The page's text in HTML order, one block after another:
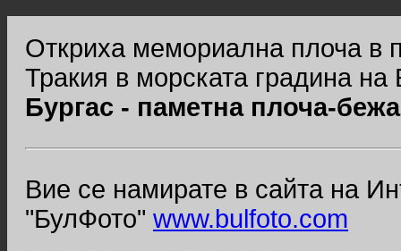
Откриха мемориална плоча в
Тракия в морската градина на
Бургас - паметна плоча-
Вие се намирате в сайта на
"БулФото" www.bulfoto.com